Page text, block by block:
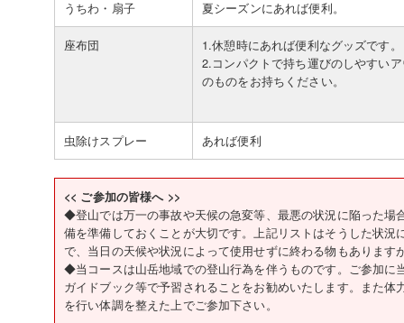
うちわ・扇子
夏シーズンにあれば便利。
座布団
1.休憩時にあれば便利なグッズです。
2.コンパクトで持ち運びのしやすい
のものをお持ちください。
虫除けスプレー あれば便利
<< ご参加の皆様へ >>
◆登山では万一の事故や天候の急変等、最悪の状況に陥った場
備を準備しておくことが大切です。上記リストはそうした状況
で、当日の天候や状況によって使用せずに終わる物もあります
◆当コースは山岳地域での登山行為を伴うものです。ご参加に
ガイドブック等で予習されることをお勧めいたします。また
を行い体調を整えた上でご参加下さい。